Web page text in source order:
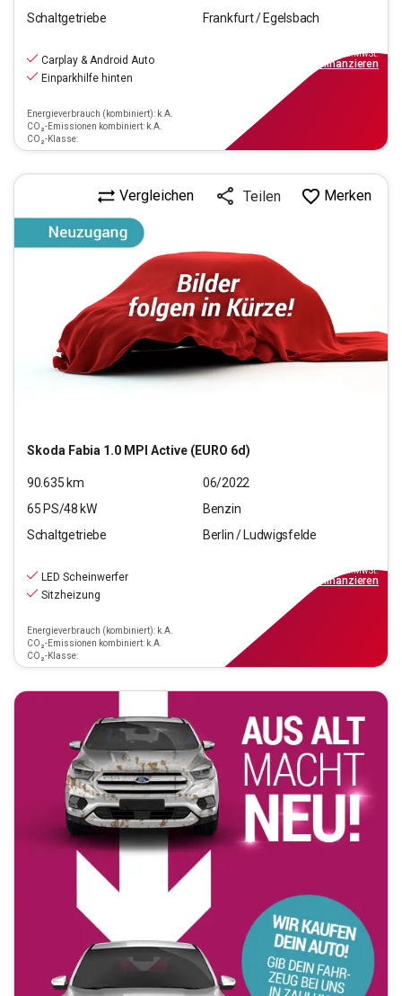
Schaltgetriebe
Frankfurt / Egelsbach
Carplay & Android Auto
Einparkhilfe hinten
Energieverbrauch (kombiniert): k.A.
CO₂-Emissionen kombiniert: k.A.
CO₂-Klasse:
inkl.MwSt.
finanzieren
Skoda Fabia 1.0 MPI Active (EURO 6d)
Vergleichen Teilen Merken
90.635 km
06/2022
65 PS/48 kW
Benzin
Schaltgetriebe
Berlin / Ludwigsfelde
LED Scheinwerfer
Sitzheizung
Energieverbrauch (kombiniert): k.A.
CO₂-Emissionen kombiniert: k.A.
CO₂-Klasse:
inkl.MwSt.
finanzieren